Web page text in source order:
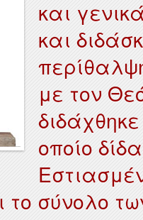
και
και
με τον
οποίο
το σύνολο